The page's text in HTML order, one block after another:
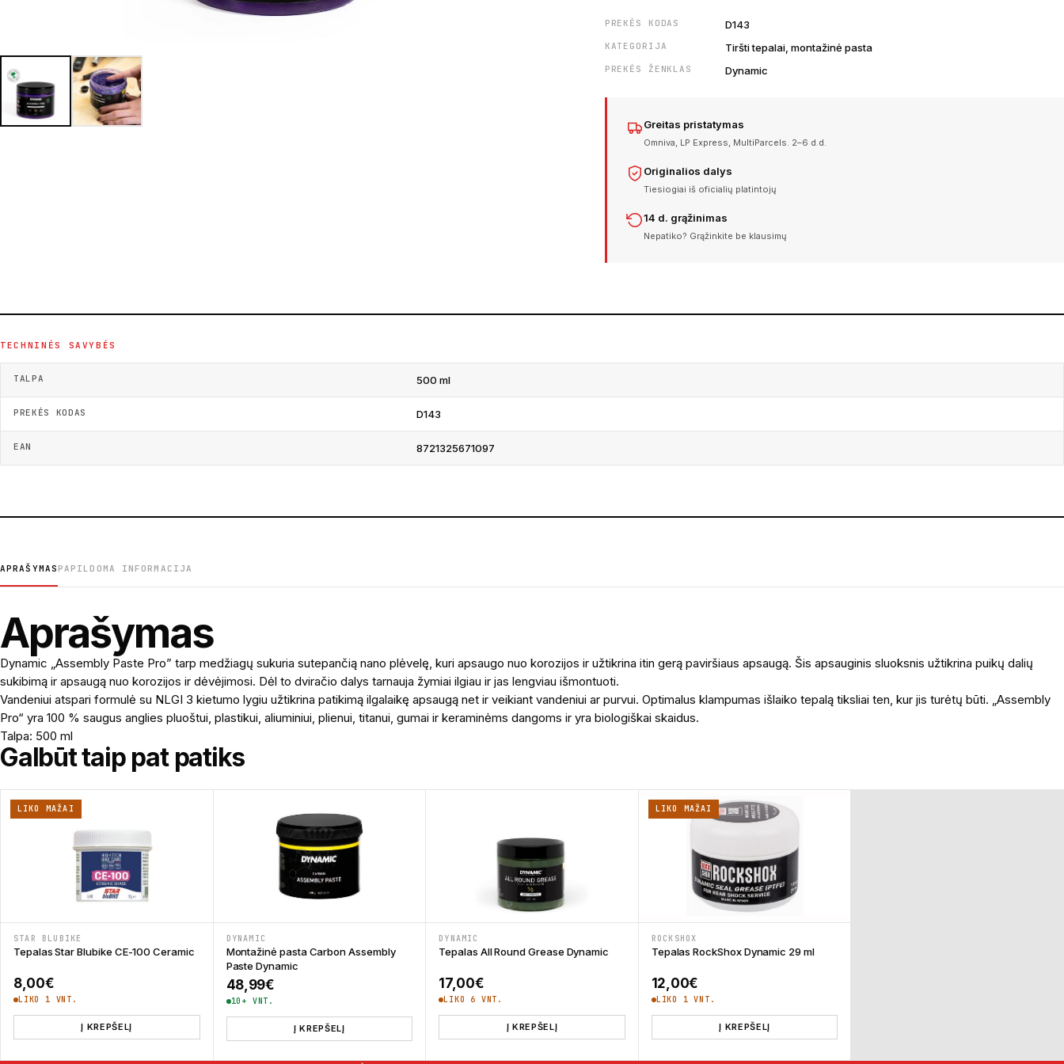
PREKĖS KODAS D143
KATEGORIJA Tiršti tepalai, montažinė pasta
PREKĖS ŽENKLAS Dynamic
Greitas pristatymas
Omniva, LP Express, MultiParcels. 2–6 d.d.
Originalios dalys
Tiesiogiai iš oficialių platintojų
14 d. grąžinimas
Nepatiko? Grąžinkite be klausimų
TECHNINĖS SAVYBĖS
TALPA 500 ml
PREKĖS KODAS D143
EAN 8721325671097
APRAŠYMAS PAPILDOMA INFORMACIJA
Aprašymas
Dynamic „Assembly Paste Pro” tarp medžiagų sukuria sutepančią nano plėvelę, kuri apsaugo nuo korozijos ir užtikrina itin gerą paviršiaus apsaugą. Šis apsauginis sluoksnis užtikrina puikų dalių
sukibimą ir apsaugą nuo korozijos ir dėvėjimosi. Dėl to dviračio dalys tarnauja žymiai ilgiau ir jas lengviau išmontuoti.
Vandeniui atspari formulė su NLGI 3 kietumo lygiu užtikrina patikimą ilgalaikę apsaugą net ir veikiant vandeniui ar purvui. Optimalus klampumas išlaiko tepalą tiksliai ten, kur jis turėtų būti. „Assembly
Pro“ yra 100 % saugus anglies pluoštui, plastikui, aliuminiui, plienui, titanui, gumai ir keraminėms dangoms ir yra biologiškai skaidus.
Talpa: 500 ml
Galbūt taip pat patiks
LIKO MAŽAI
STAR BLUBIKE
Tepalas Star Blubike CE-100 Ceramic
8,00€
LIKO 1 VNT.
Į KREPŠELĮ
DYNAMIC
Montažinė pasta Carbon Assembly
Paste Dynamic
48,99€
10+ VNT.
Į KREPŠELĮ
DYNAMIC
Tepalas All Round Grease Dynamic
17,00€
LIKO 6 VNT.
Į KREPŠELĮ
LIKO MAŽAI
ROCKSHOX
Tepalas RockShox Dynamic 29 ml
12,00€
LIKO 1 VNT.
Į KREPŠELĮ